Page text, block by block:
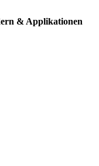
& Applikationen